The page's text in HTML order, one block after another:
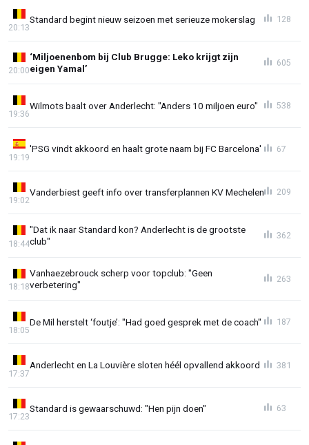
Standard begint nieuw seizoen met serieuze mokerslag
20:13
128
‘Miljoenenbom bij Club Brugge: Leko krijgt zijn
eigen Yamal’
20:00
605
Wilmots baalt over Anderlecht: "Anders 10 miljoen euro"
19:36
538
'PSG vindt akkoord en haalt grote naam bij FC Barcelona'
19:19
67
Vanderbiest geeft info over transferplannen KV Mechelen
19:02
209
"Dat ik naar Standard kon? Anderlecht is de grootste
club"
18:44
362
Vanhaezebrouck scherp voor topclub: "Geen
verbetering"
18:18
263
De Mil herstelt ‘foutje’: "Had goed gesprek met de coach"
18:05
187
Anderlecht en La Louvière sloten héél opvallend akkoord
17:37
381
Standard is gewaarschuwd: "Hen pijn doen"
17:23
63